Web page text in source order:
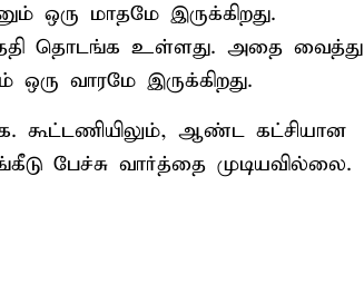
ஒரு மாதமே இருக்கிறது.
தொடங்க உள்ளது. அதை வைத்து
ஒரு வாரமே இருக்கிறது.
கூட்டணியிலும், ஆண்ட கட்சியான
பேச்சு வார்த்தை முடியவில்லை.